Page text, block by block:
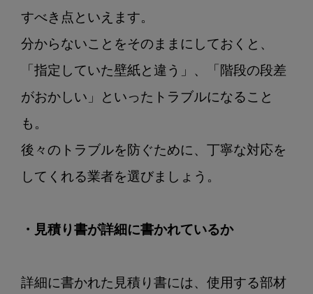
すべき点といえます。
分からないことをそのままにしておくと、
「指定していた壁紙と違う」、「階段の段差
がおかしい」といったトラブルになること
も。
後々のトラブルを防ぐために、丁寧な対応を
してくれる業者を選びましょう。
・見積り書が詳細に書かれているか
詳細に書かれた見積り書には、使用する部材